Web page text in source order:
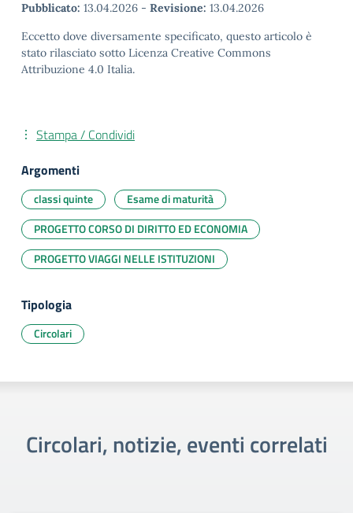
Pubblicato: 13.04.2026 - Revisione: 13.04.2026
Eccetto dove diversamente specificato, questo articolo è
stato rilasciato sotto Licenza Creative Commons
Attribuzione 4.0 Italia.
Stampa / Condividi
Argomenti
classi quinte
Esame di maturità
PROGETTO CORSO DI DIRITTO ED ECONOMIA
PROGETTO VIAGGI NELLE ISTITUZIONI
Tipologia
Circolari
Circolari, notizie, eventi correlati